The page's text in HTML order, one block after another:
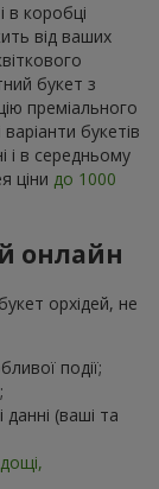
в коробці
від ваших
букет з
преміального
букетів
і в середньому
ціни до 1000
онлайн
орхідей, не
події;
(ваші та